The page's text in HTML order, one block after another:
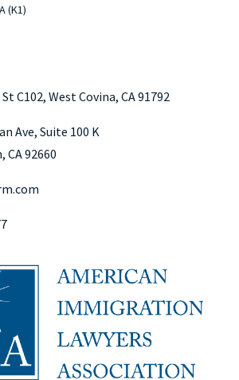
(K1)
C102, West Covina, CA 91792
Ave, Suite 100 K
CA 92660